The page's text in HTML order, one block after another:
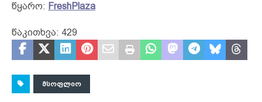
წყარო: FreshPlaza
წაკითხვა: 429
ᲛᲡᲝᲤᲚᲘᲝ